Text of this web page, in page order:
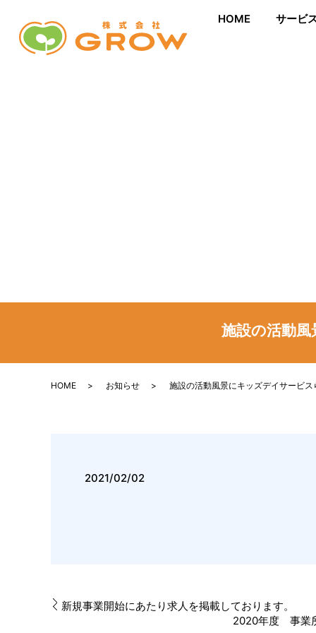
HOME サービ
施設の活動
HOME お知らせ 施設の活動風景にキッズデイサービ
2021/02/02
新規事業開始にあたり求人を掲載しております。
2020年度 事業